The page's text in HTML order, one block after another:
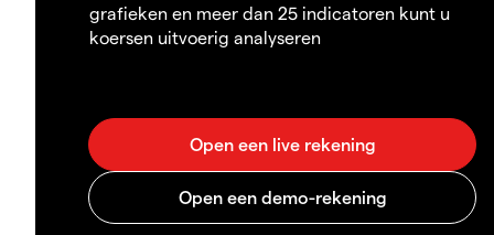
grafieken en meer dan 25 indicatoren kunt u
koersen uitvoerig analyseren